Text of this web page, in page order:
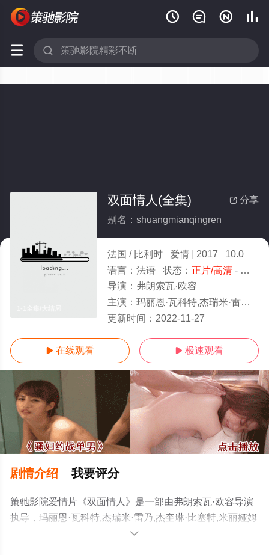
   
 
 分享
双面情人(全集)
别名：shuangmianqingren
法国 / 比利时 爱情 2017
10.0
语言： 法语 状态： 正片/高清- 免费在线观看
导演： 弗朗索瓦·欧容
主演： 玛丽恩·瓦科特,杰瑞米·雷乃,杰奎琳·比塞特,米丽娅姆·博耶,多米尼克·雷蒙,安托万·德·拉·莫利内利
更新时间： 2022-11-27
 在线观看  极速观看
剧情介绍 我要评分
策驰影院爱情片《双面情人》是一部由弗朗索瓦·欧容导演
执导，玛丽恩·瓦科特,杰瑞米·雷乃,杰奎琳·比塞特,米丽娅姆
·博耶,多米尼克·雷蒙,安托万·德·拉·莫利内利,让-保尔·米埃
